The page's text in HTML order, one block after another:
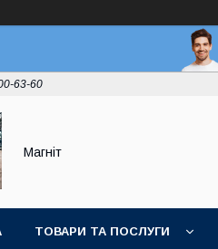
63-60
Магніт
ТОВАРИ ТА ПОСЛУГИ